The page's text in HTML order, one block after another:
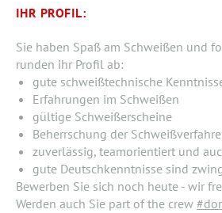
IHR PROFIL:
Sie haben Spaß am Schweißen und
runden ihr Profil ab:
gute schweißtechnische
Erfahrungen im Schweißen
gültige Schweißerscheine
Beherrschung der
zuverlässig, teamorientiert und
gute Deutschkenntnisse sind
Bewerben Sie sich noch heute - wir
Werden auch Sie part of the crew